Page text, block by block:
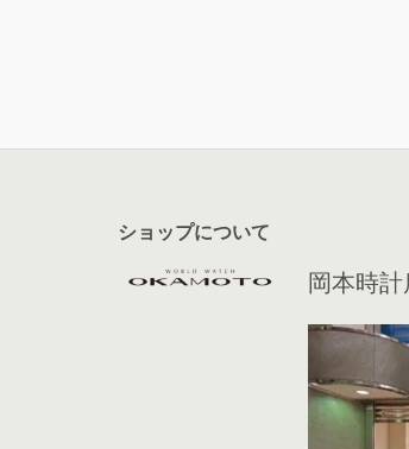
ショップについて
岡本時計